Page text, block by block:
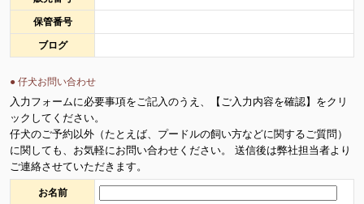
保管番号
ブログ
● 仔犬お問い合わせ
入力フォームに必要事項をご記入のうえ、【ご入力内容を確認】をクリ
ックしてください。
仔犬のご予約以外（たとえば、プードルの飼い方などに関するご質問）
に関しても、お気軽にお問い合わせください。 送信後は弊社担当者より
ご連絡させていただきます。
お名前